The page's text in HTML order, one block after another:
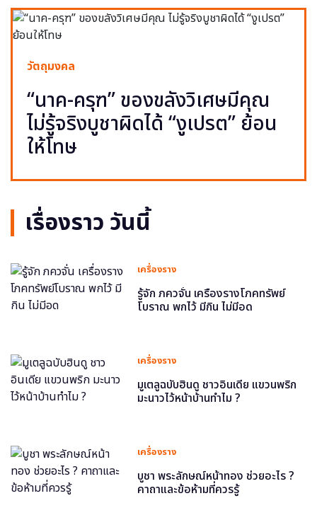
วัตถุมงคล
“นาค-ครุฑ” ของขลังวิเศษมีคุณ
ไม่รู้จริงบูชาผิดได้ “งูเปรต” ย้อน
ให้โทษ
เรื่องราว วันนี้
เครื่องราง
รู้จัก ภควจั่น เครื่องรางโภคทรัพย์
โบราณ พกไว้ มีกิน ไม่มีอด
เครื่องราง
มูเตลูฉบับฮินดู ชาวอินเดีย แขวนพริก
มะนาวไว้หน้าบ้านทำไม ?
เครื่องราง
บูชา พระลักษณ์หน้าทอง ช่วยอะไร ?
คาถาและข้อห้ามที่ควรรู้